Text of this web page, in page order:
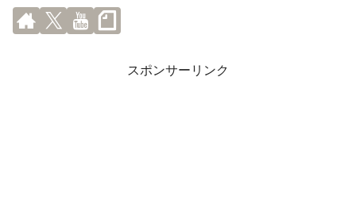
スポンサーリンク